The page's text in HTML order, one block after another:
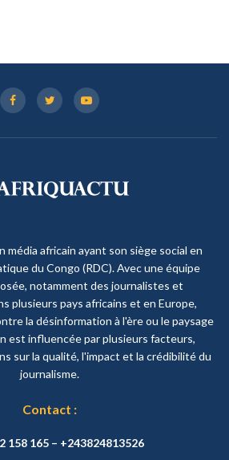
africain ayant son siège social en
du Congo (RDC). Avec une équipe
notamment des journalistes et
plusieurs pays africains et en Europe,
la désinformation à l'ère ou le paysage
est influencée par plusieurs facteurs,
sur la qualité, l'impact et la crédibilité du
journalisme.
Contact :
158 165 – +243824813526